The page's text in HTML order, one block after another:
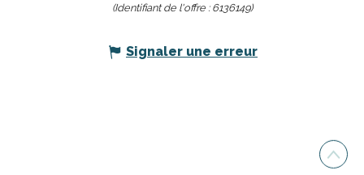
(Identifiant de l'offre : 6136149)
Signaler une erreur